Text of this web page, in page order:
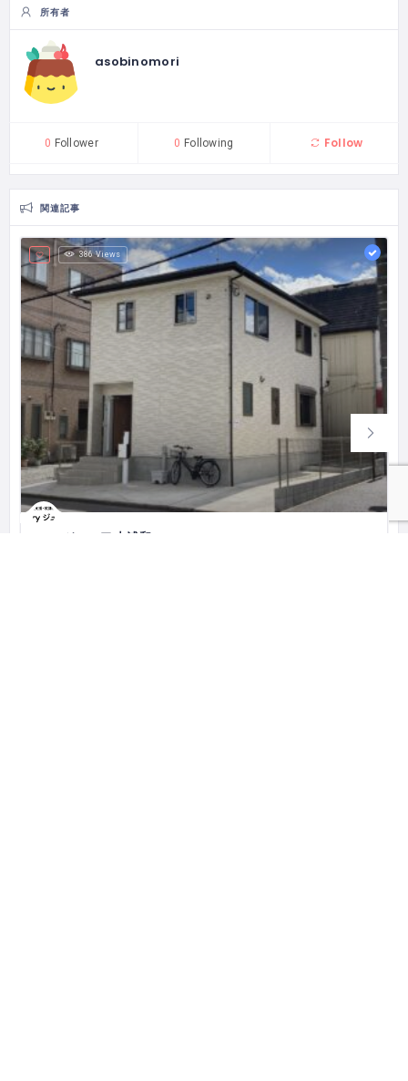
所有者
asobinomori
0 Follower 0 Following Follow
関連記事
386 Views
I Try ジュニア 中浦和